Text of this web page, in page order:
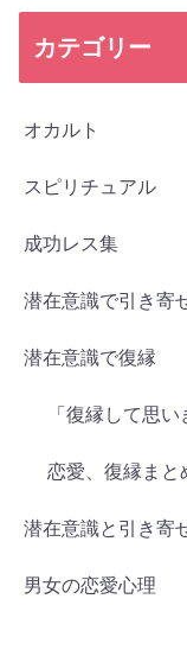
カテゴリー
オカルト
スピリチュアル
成功レス集
潜在意識で引き寄
潜在意識で復縁
「復縁して思
恋愛、復縁まと
潜在意識と引き寄
男女の恋愛心理